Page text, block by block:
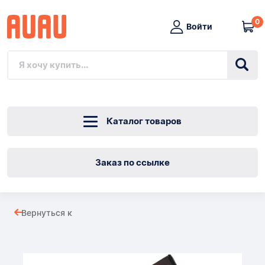
Войти
0
Каталог товаров
Заказ по ссылке
Вернуться к